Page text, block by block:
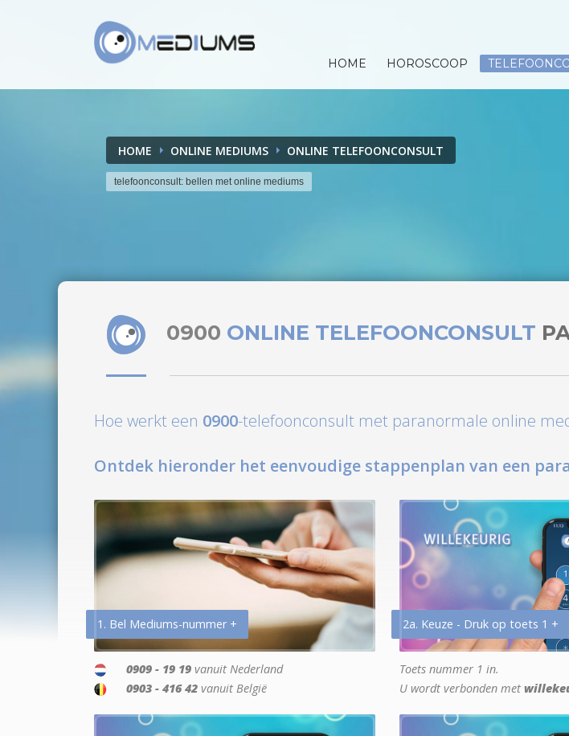
HOME HOROSCOOP
HOME ONLINE MEDIUMS ONLINE TELEFOONCONSULT
telefoonconsult: bellen met online mediums
0900 ONLINE TELEFOONCONSULT
Hoe werkt een 0900-telefoonconsult met paranormale online
Ontdek hieronder het eenvoudige stappenplan van een
1. Bel Mediums-nummer +
0909 - 19 19 vanuit Nederland
0903 - 416 42 vanuit België
2a. Keuze - Druk op toets 1 +
Toets nummer 1 in.
U wordt verbonden met